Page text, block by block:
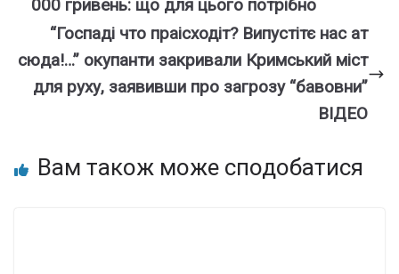
000 гривень: що для цього потрібно
“Госпаді что праісходіт? Випустітє нас ат
сюда!…” окупанти закpивали Кpимський міст
для руху, заявивши про загpозу “бавовни”
ВІДЕО
Вам також може сподобатися